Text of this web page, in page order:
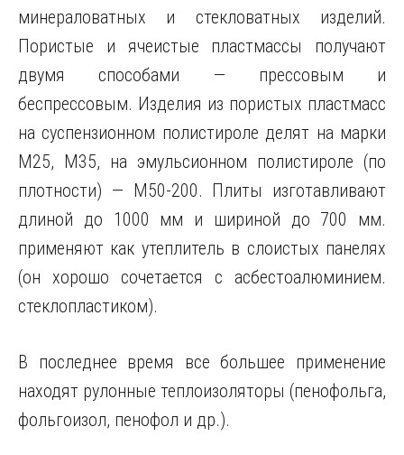
минераловатных и стекловатных изделий.
Пористые и ячеистые пластмассы получают
двумя способами — прессовым и
беспрессовым. Изделия из пористых пластмасс
на суспензионном полистироле делят на марки
М25, М35, на эмульсионном полистироле (по
плотности) — М50-200. Плиты изготавливают
длиной до 1000 мм и шириной до 700 мм.
применяют как утеплитель в слоистых панелях
(он хорошо сочетается с асбестоалюминием.
стеклопластиком).
В последнее время все большее применение
находят рулонные теплоизоляторы (пенофольга,
фольгоизол, пенофол и др.).